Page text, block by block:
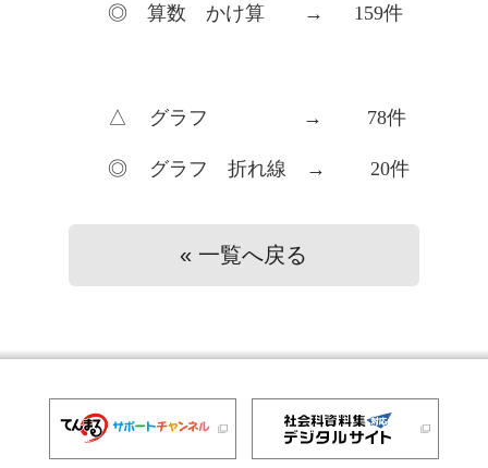
◎ 算数 かけ算 → 159件
△ グラフ → 78件
◎ グラフ 折れ線 → 20件
« 一覧へ戻る